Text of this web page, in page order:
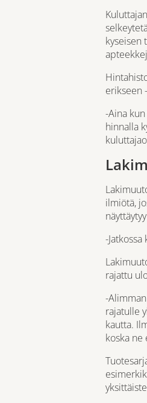
kyseisen
erikseen
-Aina
hinnalla
ilmiötä,
-
rajattu
-
rajatulle
kautta.
koska ne